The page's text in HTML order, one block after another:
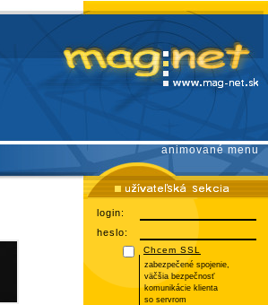
animované menu
login:
heslo:
Chcem SSL
zabezpečené spojenie,
väčšia bezpečnosť
komunikácie klienta
so servrom